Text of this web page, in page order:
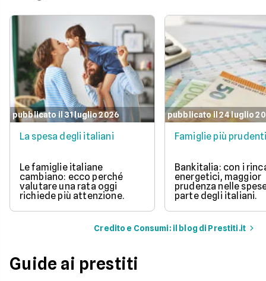
pubblicato il 31 luglio 2026
La spesa degli italiani
Le famiglie italiane
cambiano: ecco perché
valutare una rata oggi
richiede più attenzione.
pubblicato il 24 luglio
Famiglie più
Bankitalia: con i
energetici, maggior
prudenza nelle
parte degli italiani.
Credito e Consumi: il blog di Prestiti.it
Guide ai prestiti